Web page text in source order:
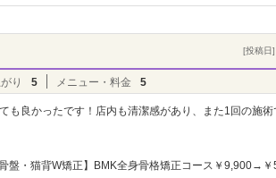
[投稿日
り 5 メニュー・料金 5
良かったです！店内も清潔感があり、また1回の施術
盤・猫背W矯正】BMK全身骨格矯正コース￥9,900→